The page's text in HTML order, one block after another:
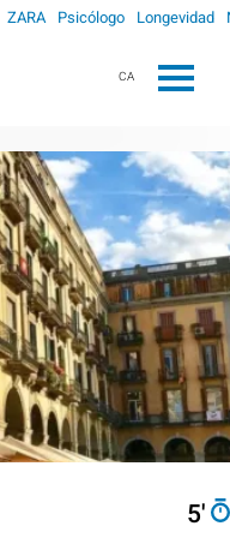
ZARA Psicólogo Longevidad
CA
5′